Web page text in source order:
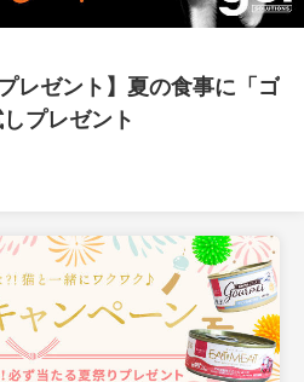
レゼント】夏の食事に「ゴ
プレゼント